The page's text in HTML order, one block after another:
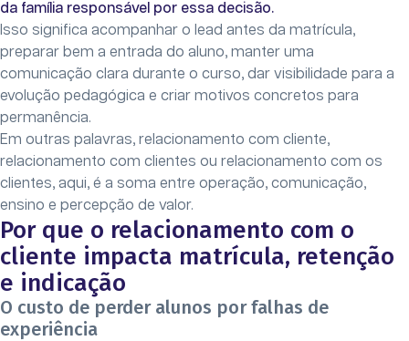
da família responsável por essa decisão.
Isso significa acompanhar o lead antes da matrícula,
preparar bem a entrada do aluno, manter uma
comunicação clara durante o curso, dar visibilidade para a
evolução pedagógica e criar motivos concretos para
permanência.
Em outras palavras, relacionamento com cliente,
relacionamento com clientes ou relacionamento com os
clientes, aqui, é a soma entre operação, comunicação,
ensino e percepção de valor.
Por que o relacionamento com o
cliente impacta matrícula, retenção
e indicação
O custo de perder alunos por falhas de
experiência